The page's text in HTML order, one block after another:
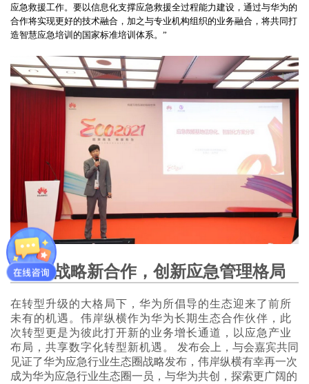
应急救援工作。要以信息化支撑应急救援全过程能力建设，通过与华为的
合作将实现更好的技术融合，加之与专业机构组织的业务融合，将共同打
造智慧应急培训的国家标准培训体系。”
续写战略新合作，创新应急管理格局
在转型升级的大格局下，华为所倡导的生态迎来了前所
未有的机遇。伟岸纵横作为华为长期生态合作伙伴，此
次转型更是为彼此打开新的业务增长通道，以应急产业
布局，共享数字化转型新机遇。
发布会上，与会嘉宾共同
见证了华为应急行业生态圈战略发布，伟岸纵横有幸再一次
成为华为应急行业生态圈一员，与华为共创，探索更广阔的